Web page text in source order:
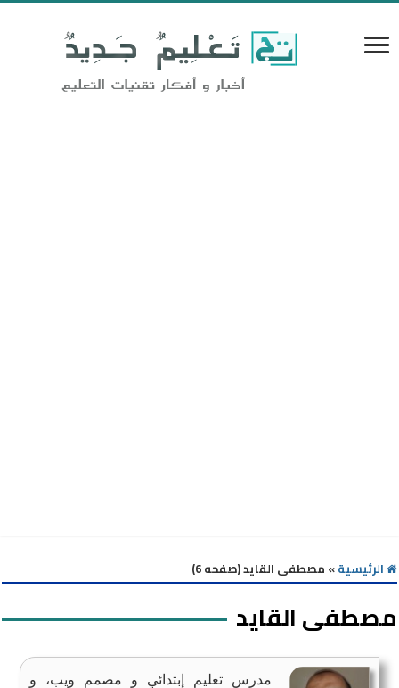
الرئيسية» مصطفى القايد (صفحه 6)
مصطفى القايد
مدرس تعليم إبتدائي و مصمم ويب، و